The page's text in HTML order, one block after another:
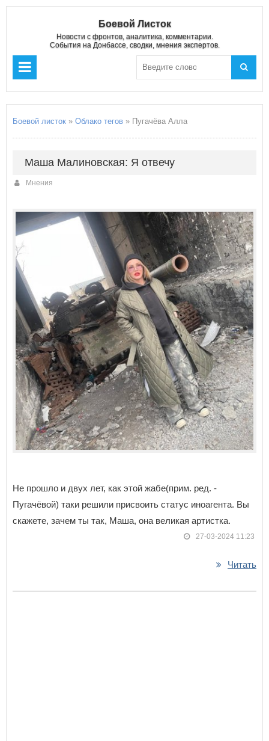
Боевой Листок
Новости с фронтов, аналитика, комментарии.
События на Донбассе, сводки, мнения экспертов.
Боевой листок » Облако тегов » Пугачёва Алла
Маша Малиновская: Я отвечу
Мнения
Не прошло и двух лет, как этой жабе(прим. ред. -
Пугачёвой) таки решили присвоить статус иноагента. Вы
скажете, зачем ты так, Маша, она великая артистка.
27-03-2024 11:23
Читать